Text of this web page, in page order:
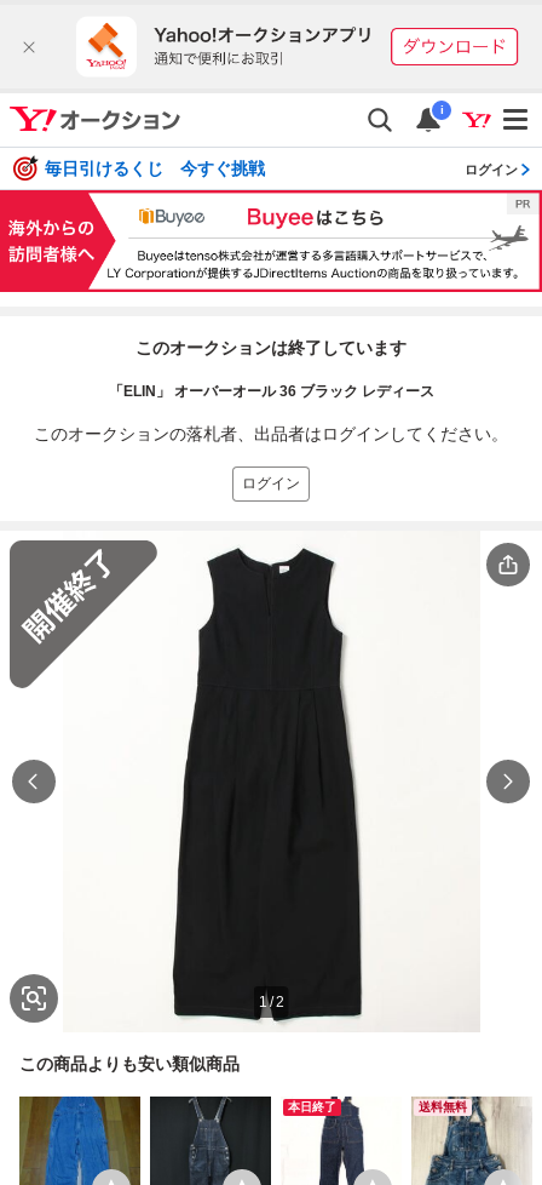
i
毎日引けるくじ 今すぐ挑戦 ログイン
このオークションは終了しています
「ELIN」 オーバーオール 36 ブラック レディース
このオークションの落札者、出品者はログインしてください。
ログイン
1/2
この商品よりも安い類似商品
本日終了 送料無料